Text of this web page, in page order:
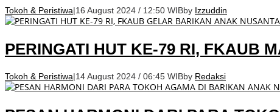
Tokoh & Peristiwa|16 August 2024 / 12:50 WIBby Izzuddin
PERINGATI HUT KE-79 RI, FKAUB
Tokoh & Peristiwa|14 August 2024 / 06:45 WIBby Redaksi